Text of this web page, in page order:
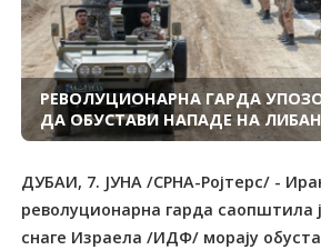
РЕВОЛУЦИОНАРНА ГАРДА
ДА ОБУСТАВИ НАПАДЕ НА ЛИБАН
ДУБАИ, 7. ЈУНА /СРНА-Ројтерс/ -
револуционарна гарда саопштила
снаге Израела /ИДФ/ морају